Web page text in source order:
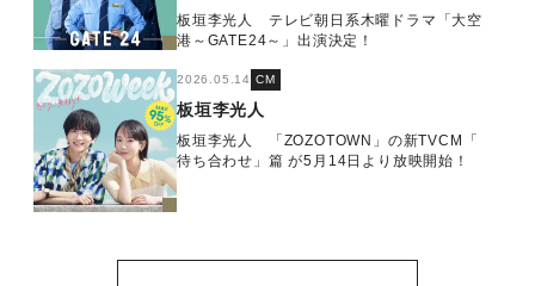
板垣李光人 テレビ朝日系木曜ドラマ「大空
港～GATE24～」出演決定！
2026.05.14 CM
板垣李光人
板垣李光人 「ZOZOTOWN」の新TVCM「
待ち合わせ」篇 が5月14日より放映開始！